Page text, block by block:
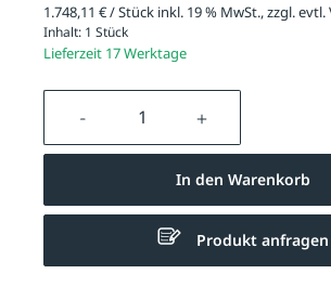
1.748,11 € / Stück inkl. 19 % MwSt., zzgl. evtl.
Inhalt: 1 Stück
Lieferzeit 17 Werktage
Produkt Anzahl: Gib
In den Warenkorb
Produkt anfragen